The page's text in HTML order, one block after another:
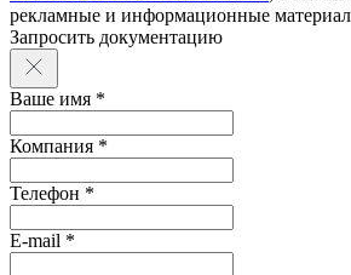
рекламные и информационные
Запросить документацию
Ваше имя *
Компания *
Телефон *
E-mail *